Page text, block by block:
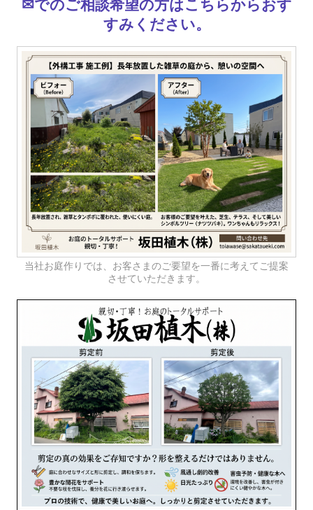
✉でのご相談希望の方はこちらからおす
すみください。
当社お庭作りでは、お客さまのご要望を一番に考えてご提案
させていただきます。